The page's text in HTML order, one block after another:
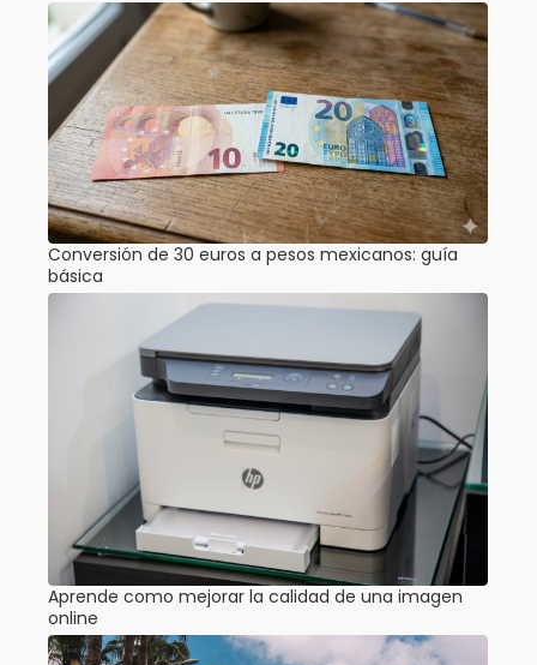
Conversión de 30 euros a pesos mexicanos: guía
básica
Aprende como mejorar la calidad de una imagen
online